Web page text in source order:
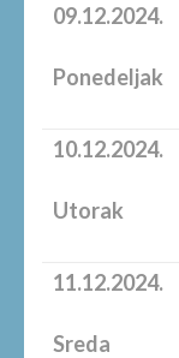
09.12.2024.
Ponedeljak
10.12.2024.
Utorak
11.12.2024.
Sreda